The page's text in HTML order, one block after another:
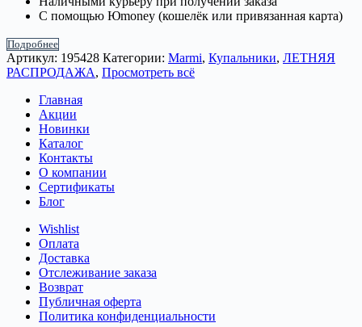
С помощью Юmoney (кошелёк или привязанная карта)
Подробнее
Артикул: 195428 Категории: Marmi, Купальники, ЛЕТНЯЯ
РАСПРОДАЖА, Просмотреть всё
Главная
Акции
Новинки
Каталог
Контакты
О компании
Сертификаты
Блог
Wishlist
Оплата
Доставка
Отслеживание заказа
Возврат
Публичная оферта
Политика конфиденциальности